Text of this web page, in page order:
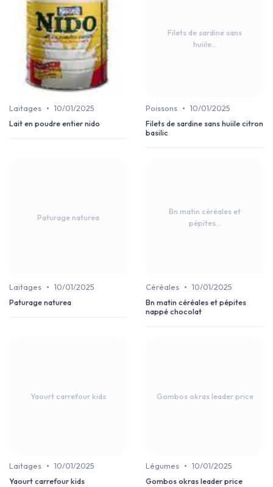
Laitages • 10/01/2025
Lait en poudre entier nido
Filets de sardine sans
huiile...
Poissons • 10/01/2025
Filets de sardine sans huiile citron
basilic
Paturage naturea
Laitages • 10/01/2025
Paturage naturea
Bn matin céréales et
pépites...
Céréales • 10/01/2025
Bn matin céréales et pépites
nappé chocolat
Yaourt carrefour kids
Laitages • 10/01/2025
Yaourt carrefour kids
Gombos okras leader price
Légumes • 10/01/2025
Gombos okras leader price